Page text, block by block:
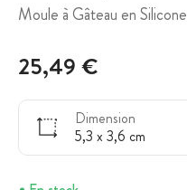
Moule à Gâteau en Silicone
25,49 €
Dimension
5,3 x 3,6 cm